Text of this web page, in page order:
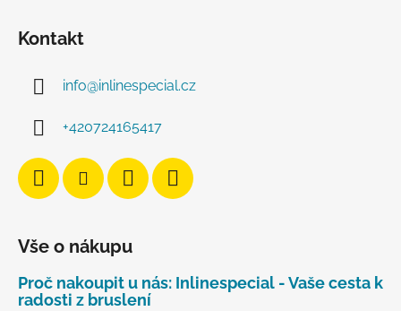
Kontakt
info@inlinespecial.cz
+420724165417
Vše o nákupu
Proč nakoupit u nás: Inlinespecial - Vaše cesta k
radosti z bruslení